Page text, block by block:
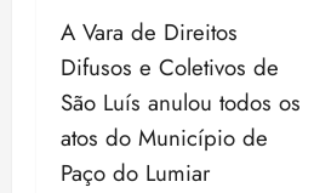
A Vara de Direitos
Difusos e Coletivos de
São Luís anulou todos os
atos do Município de
Paço do Lumiar